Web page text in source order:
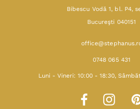
Bibescu Vodă 1, bl. P4,
Bucureşti 040151
0748 065 431
Luni - Vineri: 10:00 - 18:30,